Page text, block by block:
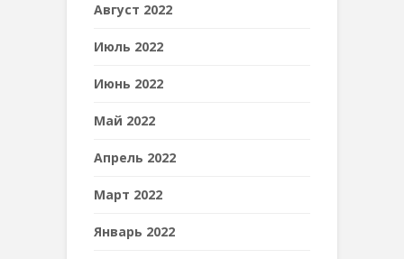
Август 2022
Июль 2022
Июнь 2022
Май 2022
Апрель 2022
Март 2022
Январь 2022